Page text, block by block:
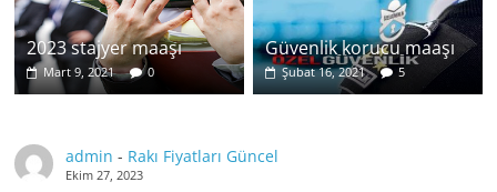
2023 stajyer maaşı
Mart 9, 2021 0
Güvenlik korucu maaşı
Şubat 16, 2021 5
admin - Rakı Fiyatları Güncel
Ekim 27, 2023